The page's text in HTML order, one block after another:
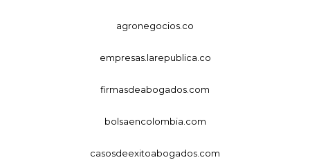
agronegocios.co
empresas.larepublica.co
firmasdeabogados.com
bolsaencolombia.com
casosdeexitoabogados.com